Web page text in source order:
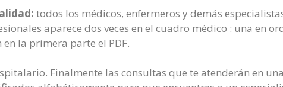
todos los médicos, enfermeros y demás
aparece dos veces en el cuadro médico : una en
la primera parte el PDF.
Finalmente las consultas que te atenderán en